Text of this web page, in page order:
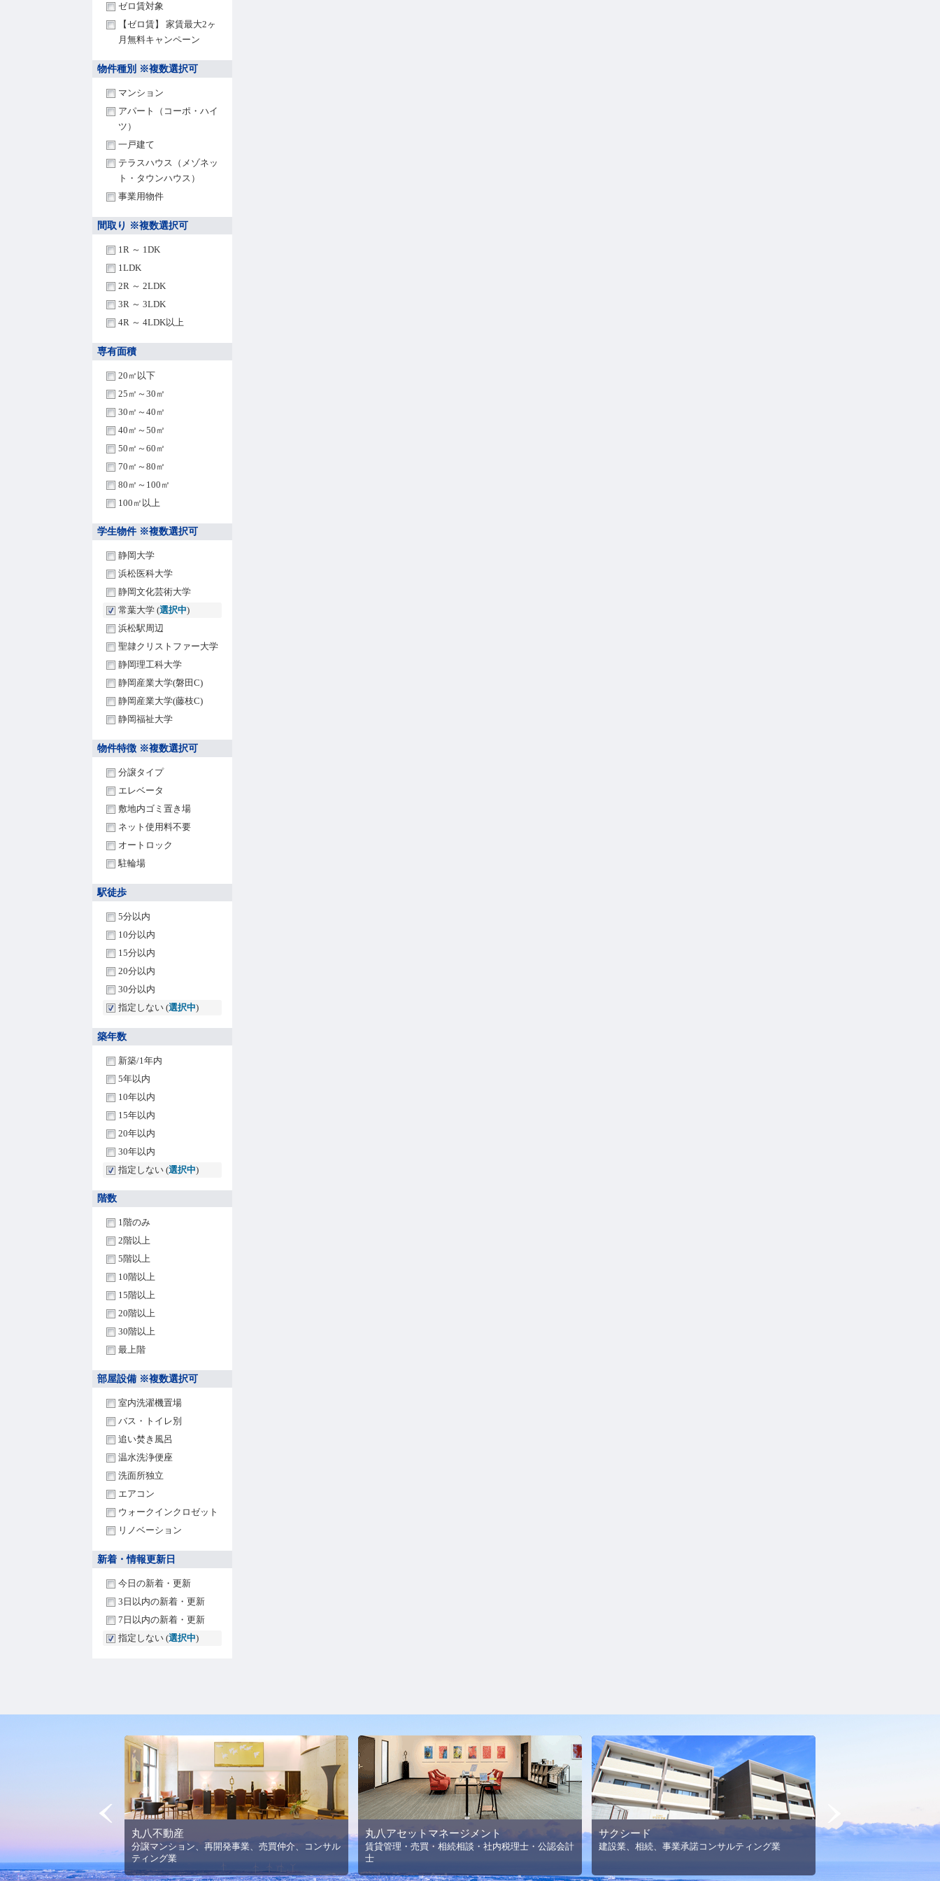
ゼロ賃対象
【ゼロ賃】 家賃最大2ヶ
月無料キャンペーン
物件種別 ※複数選択可
マンション
アパート（コーポ・ハイ
ツ）
一戸建て
テラスハウス（メゾネッ
ト・タウンハウス）
事業用物件
間取り ※複数選択可
1R ～ 1DK
1LDK
2R ～ 2LDK
3R ～ 3LDK
4R ～ 4LDK以上
専有面積
20㎡以下
25㎡～30㎡
30㎡～40㎡
40㎡～50㎡
50㎡～60㎡
70㎡～80㎡
80㎡～100㎡
100㎡以上
学生物件 ※複数選択可
静岡大学
浜松医科大学
静岡文化芸術大学
常葉大学 (選択中)
浜松駅周辺
聖隷クリストファー大学
静岡理工科大学
静岡産業大学(磐田C)
静岡産業大学(藤枝C)
静岡福祉大学
物件特徴 ※複数選択可
分譲タイプ
エレベータ
敷地内ゴミ置き場
ネット使用料不要
オートロック
駐輪場
駅徒歩
5分以内
10分以内
15分以内
20分以内
30分以内
指定しない (選択中)
築年数
新築/1年内
5年以内
10年以内
15年以内
20年以内
30年以内
指定しない (選択中)
階数
1階のみ
2階以上
5階以上
10階以上
15階以上
20階以上
30階以上
最上階
部屋設備 ※複数選択可
室内洗濯機置場
バス・トイレ別
追い焚き風呂
温水洗浄便座
洗面所独立
エアコン
ウォークインクロゼット
リノベーション
新着・情報更新日
今日の新着・更新
3日以内の新着・更新
7日以内の新着・更新
指定しない (選択中)
丸八不動産
分譲マンション、再開発事業、売買仲介、コンサル
ティング業
丸八アセットマネージメント
賃貸管理・売買・相続相談・社内税理士・公認会計
士
サクシード
建設業、相続、事業承諾コンサルティング業
MSエネルギー
Next